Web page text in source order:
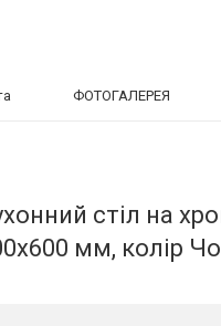
ФОТОГАЛЕРЕЯ
стіл на
мм, колір